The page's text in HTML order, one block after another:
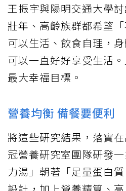
王振宇與陽明交通大學
壯年、高齡族群都希望
可以生活、飲食自理，
可以一直好好享受生活
最大幸福目標。
營養均衡 備餐要便利
將這些研究結果，落實
冠營養研究室團隊研發
力湯」朝著「足量蛋白